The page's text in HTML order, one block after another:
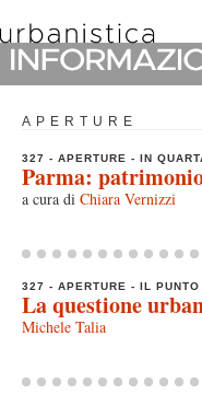
APERTURE
327 - APERTURE - IN
Parma:
a cura di Chiara Vernizzi
327 - APERTURE - IL PUNTO
La questione
Michele Talia